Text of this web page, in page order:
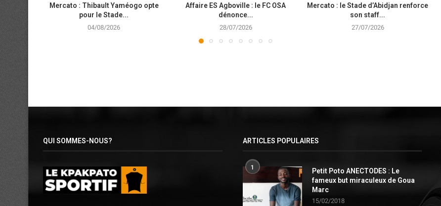
Mercato : Thibault Yaméogo opte
pour le Stade...
04/08/2026
Affaire ES Agboville : le FC OSA
dénonce...
28/07/2026
Mercato : le Stade d’Abidjan renforce
son staff...
27/07/2026
QUI SOMMES-NOUS? ARTICLES POPULAIRES
1
Petit Poto ANECTODES : Le
fameux but miraculeux de Goua
Marc
15/02/2018